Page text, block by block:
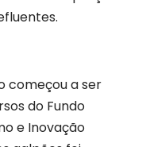
começou a ser
do Fundo
e Inovação